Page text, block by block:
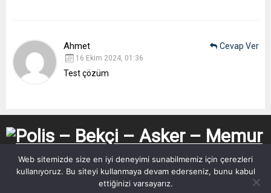
Ahmet
16 Ekim 2024, 01:36
Test çözüm
Cevap Ver
Web sitemizde size en iyi deneyimi sunabilmemiz için çerezleri
kullanıyoruz. Bu siteyi kullanmaya devam ederseniz, bunu kabul
ettiğinizi varsayarız.